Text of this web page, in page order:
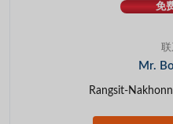
免
联
Mr.
Rangsit-